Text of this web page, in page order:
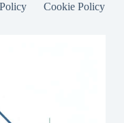
Cookie Policy